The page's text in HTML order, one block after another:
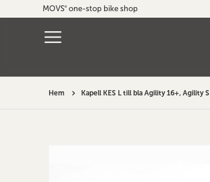
MOVS® one-stop bike shop
Hem Kapell KES L till bla Agility 16+, Agility S